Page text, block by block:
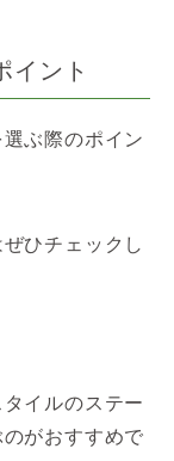
イント
ぶ際のポイン
ひチェックし
イルのステー
がおすすめで